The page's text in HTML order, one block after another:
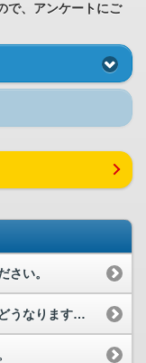
で、アンケートにご
さい。
キャンセル時、クレジットカード決済はどうなりますか？